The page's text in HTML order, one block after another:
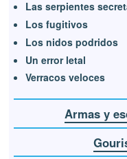
Las serpientes
Los fugitivos
Los nidos podridos
Un error letal
Verracos veloces
Armas y